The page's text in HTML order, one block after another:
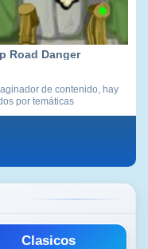
Road Danger
de contenido, hay
por temáticas
Clasicos